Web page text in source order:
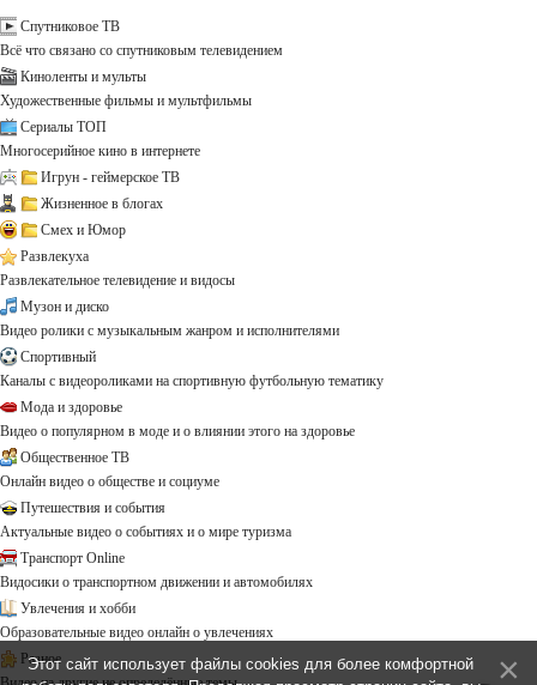
Спутниковое ТВ
Всё что связано со спутниковым телевидением
Киноленты и мульты
Художественные фильмы и мультфильмы
Сериалы ТОП
Многосерийное кино в интернете
Игрун - геймерское ТВ
Жизненное в блогах
Смех и Юмор
Развлекуха
Развлекательное телевидение и видосы
Музон и диско
Видео ролики с музыкальным жанром и исполнителями
Спортивный
Каналы с видеороликами на спортивную футбольную тематику
Мода и здоровье
Видео о популярном в моде и о влиянии этого на здоровье
Общественное ТВ
Онлайн видео о обществе и социуме
Путешествия и события
Актуальные видео о событиях и о мире туризма
Транспорт Online
Видосики о транспортном движении и автомобилях
Увлечения и хобби
Образовательные видео онлайн о увлечениях
Разное
Этот сайт использует файлы cookies для более комфортной